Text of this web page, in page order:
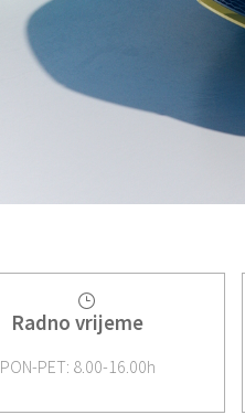
Radno vrijeme
PON-PET: 8.00-16.00h